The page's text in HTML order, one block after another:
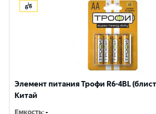
Элемент питания Трофи R6-4BL
Китай
Емкость:-